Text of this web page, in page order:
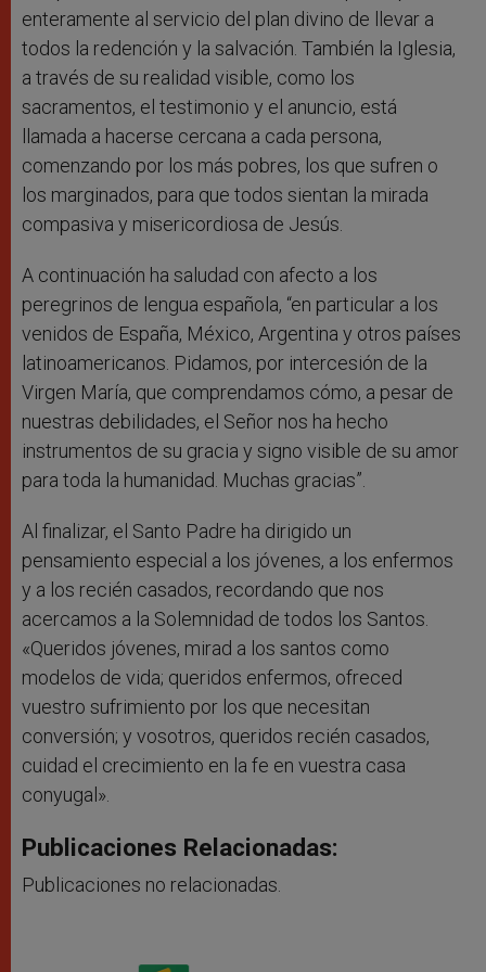
enteramente al servicio del plan divino de llevar a
todos la redención y la salvación. También la Iglesia,
a través de su realidad visible, como los
sacramentos, el testimonio y el anuncio, está
llamada a hacerse cercana a cada persona,
comenzando por los más pobres, los que sufren o
los marginados, para que todos sientan la mirada
compasiva y misericordiosa de Jesús.
A continuación ha saludad con afecto a los
peregrinos de lengua española, “en particular a los
venidos de España, México, Argentina y otros países
latinoamericanos. Pidamos, por intercesión de la
Virgen María, que comprendamos cómo, a pesar de
nuestras debilidades, el Señor nos ha hecho
instrumentos de su gracia y signo visible de su amor
para toda la humanidad. Muchas gracias”.
Al finalizar, el Santo Padre ha dirigido un
pensamiento especial a los jóvenes, a los enfermos
y a los recién casados, recordando que nos
acercamos a la Solemnidad de todos los Santos.
«Queridos jóvenes, mirad a los santos como
modelos de vida; queridos enfermos, ofreced
vuestro sufrimiento por los que necesitan
conversión; y vosotros, queridos recién casados,
cuidad el crecimiento en la fe en vuestra casa
conyugal».
Publicaciones Relacionadas:
Publicaciones no relacionadas.